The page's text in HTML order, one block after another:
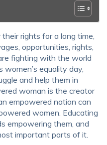
rights for a long time,
opportunities, rights,
fighting with the world
equality day,
and help them in
woman is the creator
empowered nation can
women. Educating
empowering them, and
important parts of it.